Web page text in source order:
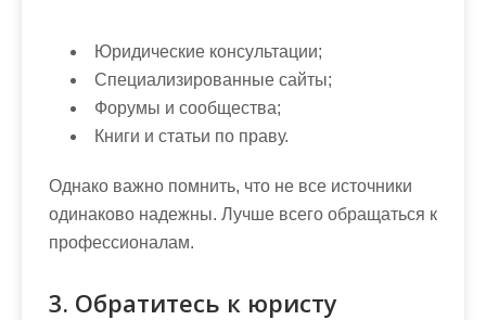
Юридические консультации;
Специализированные сайты;
Форумы и сообщества;
Книги и статьи по праву.
Однако важно помнить, что не все источники
одинаково надежны. Лучше всего обращаться к
профессионалам.
3. Обратитесь к юристу